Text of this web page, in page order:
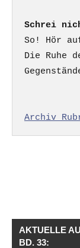
Schrei
So! Hör
Die Ruhe
Archiv
AKTUELLE
BD. 33: